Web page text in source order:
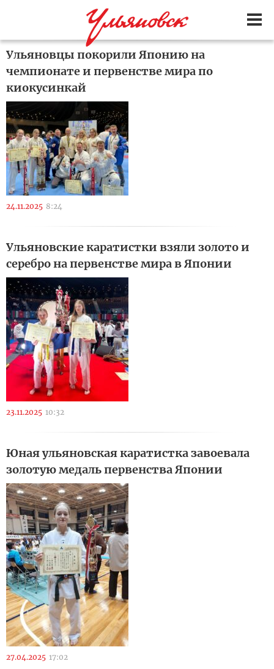
Ульяновцы покорили Японию на
чемпионате и первенстве мира по
киокусинкай
24.11.2025 8:24
Ульяновские каратистки взяли золото и
серебро на первенстве мира в Японии
23.11.2025 10:32
Юная ульяновская каратистка завоевала
золотую медаль первенства Японии
27.04.2025 17:02